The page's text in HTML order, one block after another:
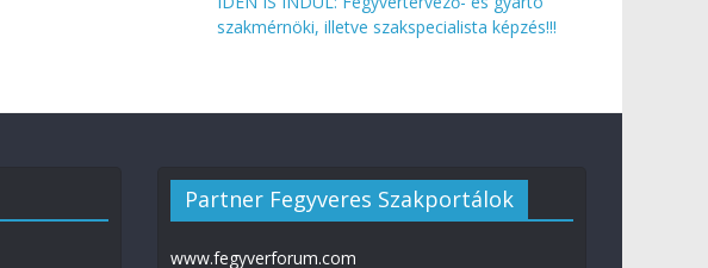
szakmérnöki, illetve szakspecialista képzés!!!
Partner Fegyveres Szakportálok
www.fegyverforum.com